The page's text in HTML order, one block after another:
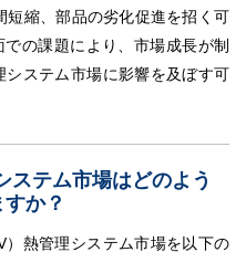
短縮、部品の劣化促進を招く可
の課題により、市場成長が制
ステム市場に影響を及ぼす可
ステム市場はどのよう
か？
）熱管理システム市場を以下の